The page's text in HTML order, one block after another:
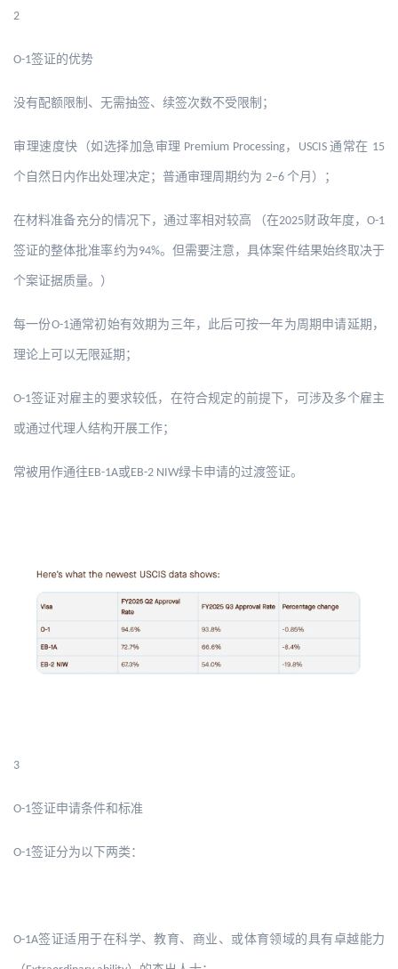
2
O-1签证的优势
没有配额限制、无需抽签、续签次数不受限制；
审理速度快（如选择加急审理 Premium Processing， USCIS 通常在 15
个自然日内作出处理决定；普通审理周期约为 2–6 个月）；
在材料准备充分的情况下，通过率相对较高 （在2025财政年度，O-1
签证的整体批准率约为94%。但需要注意，具体案件结果始终取决于
个案证据质量。）
每一份O-1通常初始有效期为三年，此后可按一年为周期申请延期，
理论上可以无限延期；
O-1签证对雇主的要求较低，在符合规定的前提下，可涉及多个雇主
或通过代理人结构开展工作；
常被用作通往EB-1A或EB-2 NIW绿卡申请的过渡签证。
3
O-1签证申请条件和标准
O-1签证分为以下两类：
O-1A签证适用于在科学、教育、商业、或体育领域的具有卓越能力